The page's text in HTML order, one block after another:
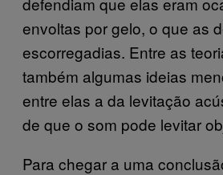
envoltas por gelo, o que as
escorregadias. Entre as
também algumas ideias
entre elas a da levitação
de que o som pode levitar
Para chegar a uma